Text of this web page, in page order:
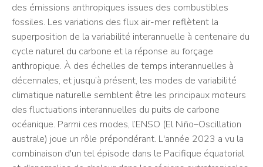
des émissions anthropiques issues des combustibles
fossiles. Les variations des flux air-mer reflètent la
superposition de la variabilité interannuelle à centenaire du
cycle naturel du carbone et la réponse au forçage
anthropique. À des échelles de temps interannuelles à
décennales, et jusqu’à présent, les modes de variabilité
climatique naturelle semblent être les principaux moteurs
des fluctuations interannuelles du puits de carbone
océanique. Parmi ces modes, l’ENSO (El Niño–Oscillation
australe) joue un rôle prépondérant. L'année 2023 a vu la
combinaison d'un tel épisode dans le Pacifique équatorial